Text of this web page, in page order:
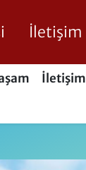
İletişim
İletişim